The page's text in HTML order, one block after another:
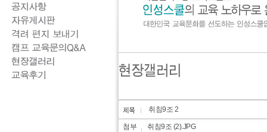
취침9조 2
첨부
취침9조 (2).JPG